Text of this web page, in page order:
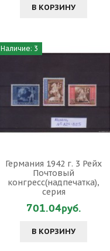
В КОРЗИНУ
Наличие: 3
Германия 1942 г. 3 Рейх
Почтовый
конгресс(надпечатка),
серия
701.04руб.
В КОРЗИНУ